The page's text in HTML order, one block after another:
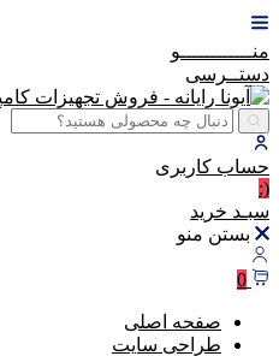
منــــــــــــو
دستــرسی
حساب کاربری
(:
سبـد خرید
بستن منو
0
صفحه اصلی
طراحی سایت